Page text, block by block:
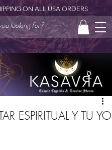
ON ALL USA ORDERS
ESPIRITUAL Y TU YO